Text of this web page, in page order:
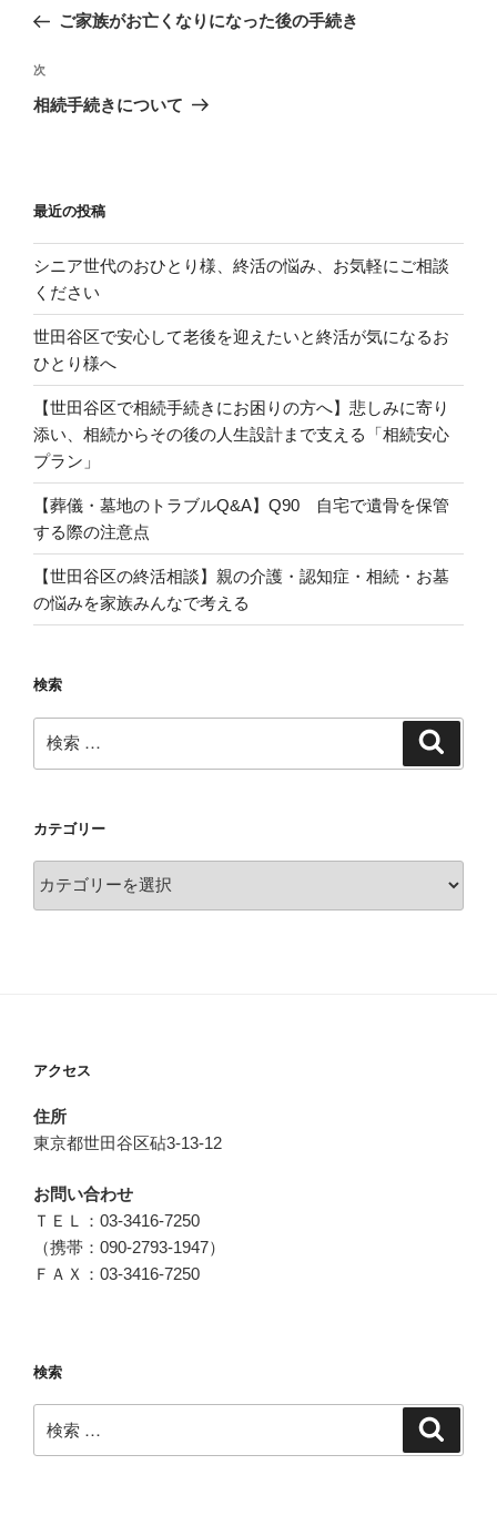
ビ
ゲ
ン
去
投
稿
ご家族がお亡くなりになった後の手続き
次
の
次
相続手続きについて
最近の投稿
シニア世代のおひとり様、終活の悩み、お気軽にご相談
ください
世田谷区で安心して老後を迎えたいと終活が気になるお
ひとり様へ
【世田谷区で相続手続きにお困りの方へ】悲しみに寄り
添い、相続からその後の人生設計まで支える「相続安心
プラン」
【葬儀・墓地のトラブルQ&A】Q90 自宅で遺骨を保管
する際の注意点
【世田谷区の終活相談】親の介護・認知症・相続・お墓
の悩みを家族みんなで考える
検索
検
索:
カテゴリー
アクセス
住所
東京都世田谷区砧3-13-12
お問い合わせ
ＴＥＬ：03-3416-7250
（携帯：090-2793-1947）
ＦＡＸ：03-3416-7250
検索
索: